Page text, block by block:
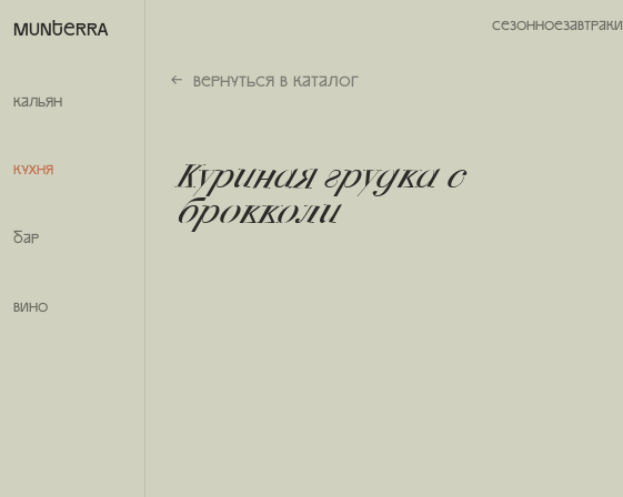
СЕЗОННОЕЗавтраки
MUNTERRA
кальян
Кухня
Бар
вино
Куриная грудка с
брокколи
Вернуться в каталог
Спагетти карбонара
30/64